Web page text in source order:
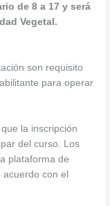
de 8 a 17 y será
Vegetal.
son requisito
para operar
la inscripción
del curso. Los
plataforma de
acuerdo con el